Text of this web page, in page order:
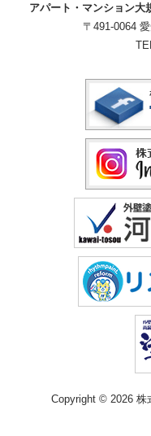
アパート・マンション大
〒491-0064
Copyright © 2026 株